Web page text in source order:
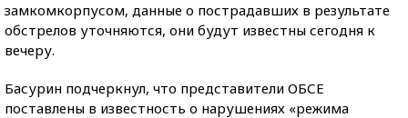
замкомкорпусом, данные о пострадавших в результате
обстрелов уточняются, они будут известны сегодня к
вечеру.
Басурин подчеркнул, что представители ОБСЕ
поставлены в известность о нарушениях «режима